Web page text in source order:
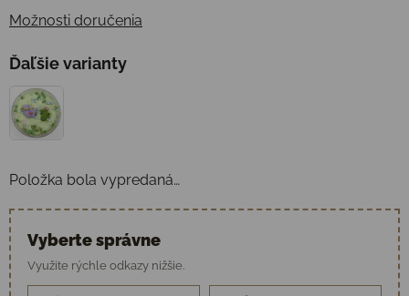
Možnosti doručenia
Ďaľšie varianty
Položka bola vypredaná…
Vyberte správne
Využite rýchle odkazy nižšie.